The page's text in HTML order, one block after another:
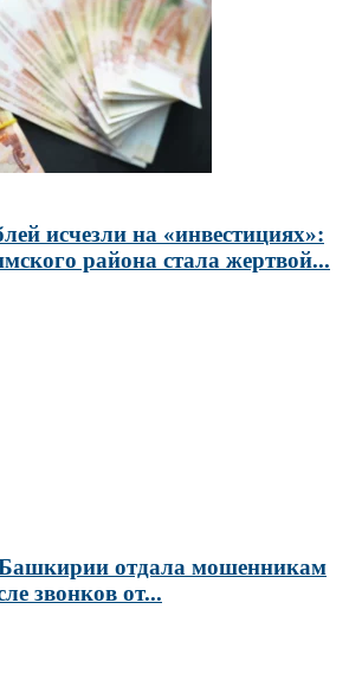
исчезли на «инвестициях»:
района стала жертвой...
отдала мошенникам
звонков от...